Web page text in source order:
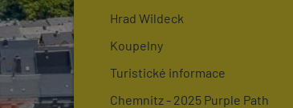
Hrad Wildeck
Koupelny
Turistické informace
Chemnitz - 2025 Purple Path